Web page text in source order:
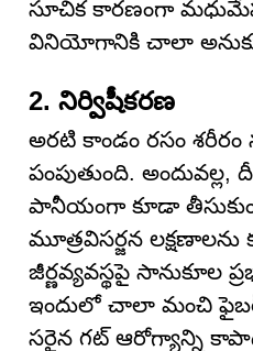
సూచిక కారణంగా
వినియోగానికి చాలా
2. నిర్విషీకరణ
అరటి కాండం రసం
పంపుతుంది.
పానీయంగా కూడా
మూత్రవిసర్జన
జీర్ణవ్యవస్థపై సానుకూల
ఇందులో చాలా మంచి
సరైన గట్ ఆరోగ్యాన్ని